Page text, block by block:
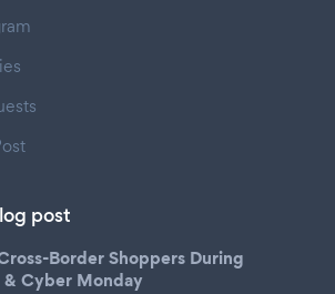
post
Border Shoppers During
& Cyber Monday